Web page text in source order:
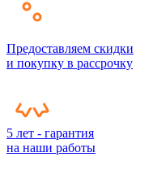
Предоставляем скидки
и покупку в рассрочку
5 лет - гарантия
на наши работы